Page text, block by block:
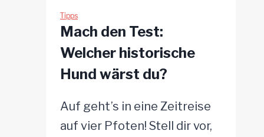
Senior
das
Leben
machst
Tipps
Mach den Test:
Welcher historische
Hund wärst du?
Auf geht’s in eine Zeitreise
auf vier Pfoten! Stell dir vor,